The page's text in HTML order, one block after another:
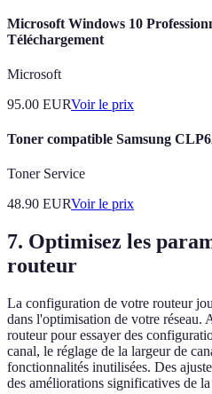
Microsoft Windows 10
Téléchargement
Microsoft
95.00 EURVoir le prix
Toner compatible Samsung
Toner Service
48.90 EURVoir le prix
7. Optimisez les
routeur
La configuration de votre routeur
dans l'optimisation de votre réseau.
routeur pour essayer des
canal, le réglage de la largeur de
fonctionnalités inutilisées. Des
des améliorations significatives de la